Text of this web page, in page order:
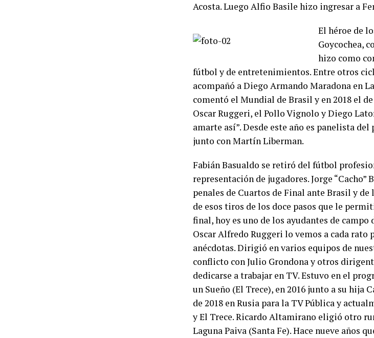
Acosta. Luego Alfio Basile hizo ingresar a
El héroe de
Goycochea,
hizo como
fútbol y de entretenimientos. Entre otros
acompañó a Diego Armando Maradona en
comentó el Mundial de Brasil y en 2018 el
Oscar Ruggeri, el Pollo Vignolo y Diego
amarte así”. Desde este año es panelista
junto con Martín Liberman.
Fabián Basualdo se retiró del fútbol
representación de jugadores. Jorge
penales de Cuartos de Final ante Brasil y
de esos tiros de los doce pasos que le
final, hoy es uno de los ayudantes de
Oscar Alfredo Ruggeri lo vemos a cada
anécdotas. Dirigió en varios equipos de
conflicto con Julio Grondona y otros
dedicarse a trabajar en TV. Estuvo en el
un Sueño (El Trece), en 2016 junto a su hija
de 2018 en Rusia para la TV Pública y
y El Trece. Ricardo Altamirano eligió otro
Laguna Paiva (Santa Fe). Hace nueve años